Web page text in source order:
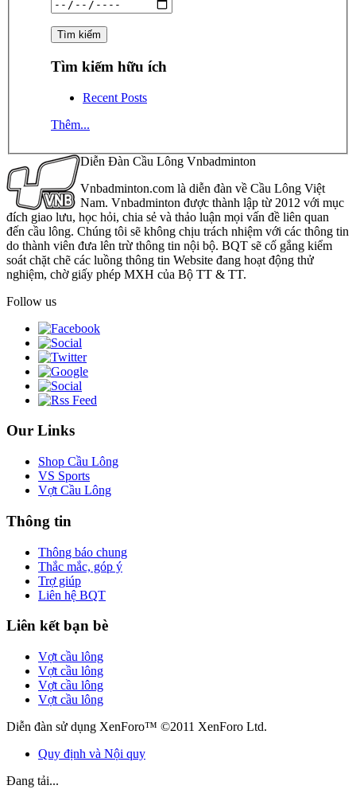
Tìm kiếm hữu ích
Recent Posts
Thêm...
Diễn Đàn Cầu Lông Vnbadminton
Vnbadminton.com là diễn đàn về Cầu Lông Việt
Nam. Vnbadminton được thành lập từ 2012 với mục
đích giao lưu, học hỏi, chia sẻ và thảo luận mọi vấn đề liên quan
đến cầu lông. Chúng tôi sẽ không chịu trách nhiệm với các thông tin
do thành viên đưa lên trừ thông tin nội bộ. BQT sẽ cố gắng kiểm
soát chặt chẽ các luồng thông tin Website đang hoạt động thử
nghiệm, chờ giấy phép MXH của Bộ TT & TT.
Follow us
Our Links
Shop Cầu Lông
VS Sports
Vợt Cầu Lông
Thông tin
Thông báo chung
Thắc mắc, góp ý
Trợ giúp
Liên hệ BQT
Liên kết bạn bè
Vợt cầu lông
Vợt cầu lông
Vợt cầu lông
Vợt cầu lông
Diễn đàn sử dụng XenForo™ ©2011 XenForo Ltd.
Quy định và Nội quy
Đang tải...